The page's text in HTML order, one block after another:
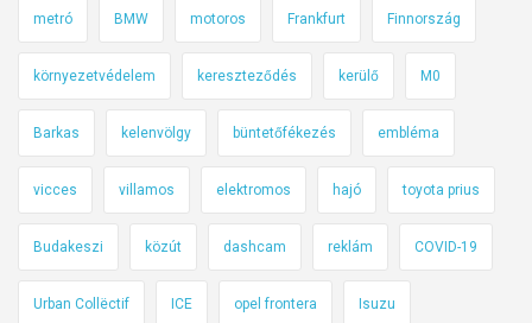
metró BMW motoros Frankfurt Finnország
környezetvédelem kereszteződés kerülő M0
Barkas kelenvölgy büntetőfékezés embléma
vicces villamos elektromos hajó toyota prius
Budakeszi közút dashcam reklám COVID-19
Urban Collëctif ICE opel frontera Isuzu